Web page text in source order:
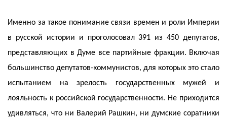
Именно за такое понимание связи времен и роли Империи
в русской истории и проголосовал 391 из 450 депутатов,
представляющих в Думе все партийные фракции. Включая
большинство депутатов-коммунистов, для которых это стало
испытанием на зрелость государственных мужей и
лояльность к российской государственности. Не приходится
удивляться, что ни Валерий Рашкин, ни думские соратники